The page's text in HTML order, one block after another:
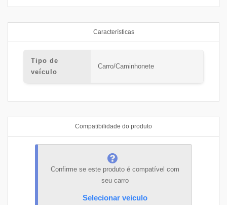
Características
Tipo de
veículo
Carro/Caminhonete
Compatibilidade do produto
Confirme se este produto é compatível com
seu carro
Selecionar veiculo